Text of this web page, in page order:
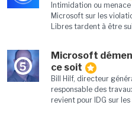
Intimidation ou
Microsoft sur les
Libres tardent à être
5
Microsoft
ce soit
Bill Hilf, directeur
responsable des
revient pour IDG sur